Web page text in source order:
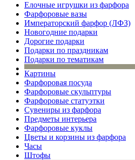
Елочные игрушки из фарфора
Фарфоровые вазы
Императорский фарфор (ЛФЗ)
Новогодние подарки
Дорогие подарки
Подарки по праздникам
Подарки по тематикам
Картины
Фарфоровая посуда
Фарфоровые скульптуры
Фарфоровые статуэтки
Сувениры из фарфора
Предметы интерьера
Фарфоровые куклы
Цветы и корзины из фарфора
Часы
Штофы